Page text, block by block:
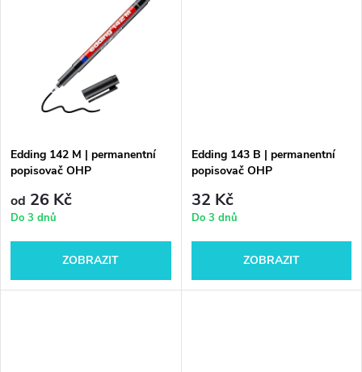
ů
Edding 142 M | permanentní
popisovač OHP
od 26 Kč
Do 3 dnů
ZOBRAZIT
Edding 143 B | permanentní
popisovač OHP
32 Kč
Do 3 dnů
ZOBRAZIT